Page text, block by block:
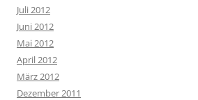
Juli 2012
Juni 2012
Mai 2012
April 2012
März 2012
Dezember 2011